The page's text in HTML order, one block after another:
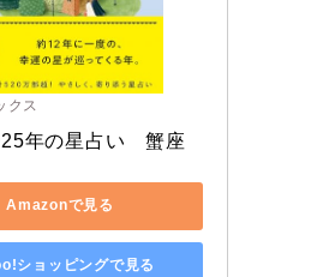
クス
年の星占い　蟹座
Amazonで見る
ショッピングで見る